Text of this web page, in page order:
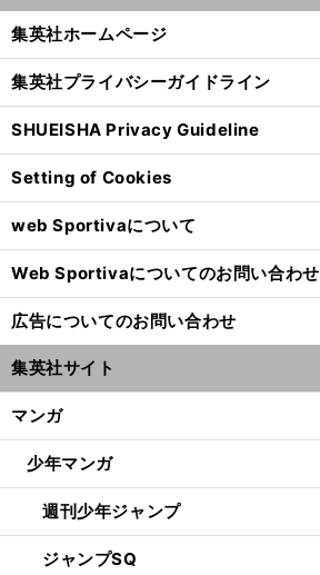
集英社ホームページ
集英社プライバシーガイドライン
SHUEISHA Privacy Guideline
Setting of Cookies
web Sportivaについて
Web Sportivaについてのお問い合わせ
広告についてのお問い合わせ
集英社サイト
マンガ
少年マンガ
週刊少年ジャンプ
ジャンプSQ